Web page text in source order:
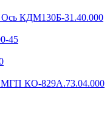
Ось КДМ130Б-31.40.000
45
МГП КО-829А.73.04.000